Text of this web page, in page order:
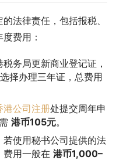
法律责任，包括报税、
费用：
税务局更新商业登记证，
择办理三年证，总费用
港公司注册处提交周年申
港币105元。
若使用秘书公司提供的法
费用一般在 港币1,000–